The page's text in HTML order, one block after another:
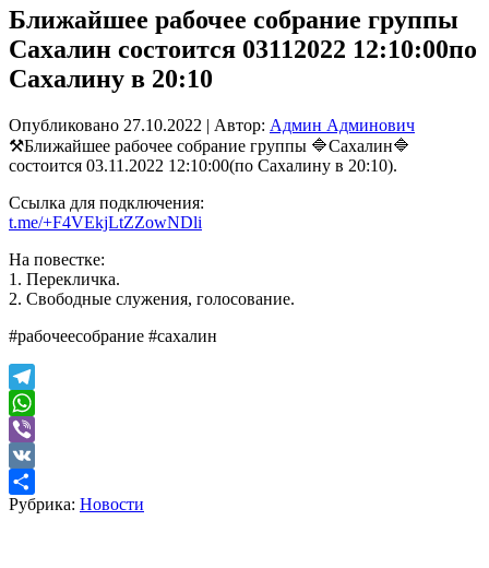
Ближайшее рабочее собрание группы
Сахалин состоится 03112022 12:10:00по
Сахалину в 20:10
Опубликовано 27.10.2022 | Автор: Админ Админович
⚒Ближайшее рабочее собрание группы 🔷Сахалин🔷
состоится 03.11.2022 12:10:00(по Сахалину в 20:10).
Ссылка для подключения:
t.me/+F4VEkjLtZZowNDli
На повестке:
1. Перекличка.
2. Свободные служения, голосование.
#рабочеесобрание #сахалин
Telegram
WhatsApp
Viber
VK
Отправить
Рубрика: Новости